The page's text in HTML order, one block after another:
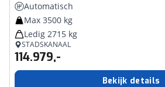
Automatisch
Max 3500 kg
Ledig 2715 kg
STADSKANAAL
114.979,-
Bekijk details